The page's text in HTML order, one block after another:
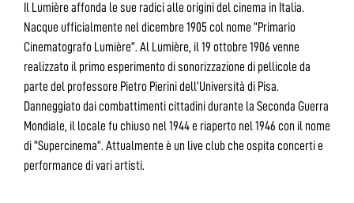
Il Lumière affonda le sue radici alle origini del cinema in Italia.
Nacque ufficialmente nel dicembre 1905 col nome “Primario
Cinematografo Lumière”. Al Lumière, il 19 ottobre 1906 venne
realizzato il primo esperimento di sonorizzazione di pellicole da
parte del professore Pietro Pierini dell’Università di Pisa.
Danneggiato dai combattimenti cittadini durante la Seconda Guerra
Mondiale, il locale fu chiuso nel 1944 e riaperto nel 1946 con il nome
di “Supercinema”. Attualmente è un live club che ospita concerti e
performance di vari artisti.